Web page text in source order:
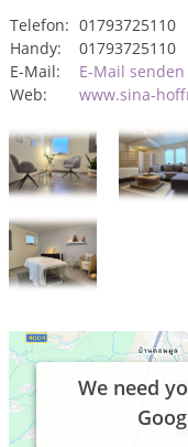
Telefon: 01793725110
Handy:
01793725110
E-Mail:
E-Mail senden
Web:
www.sina-
We need